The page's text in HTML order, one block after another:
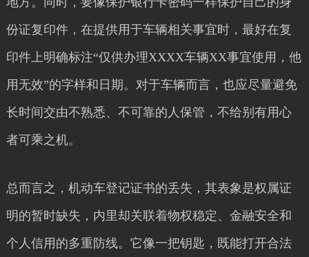
份证复印件，在提供用于车辆相关事宜时，最好在复
印件上明确标注“仅供办理XXXX车辆XX事宜使用，他
用无效”的字样和日期。对于车辆而言，也应尽量避免
长时间交由不熟悉、不可靠的人保管，不给别有用心
者可乘之机。
总而言之，机动车登记证书的丢失，其表象是权属证
明的暂时缺失，内里却关联着物权稳定、金融安全和
个人信用的多重防线。它像一把钥匙，既能打开合法